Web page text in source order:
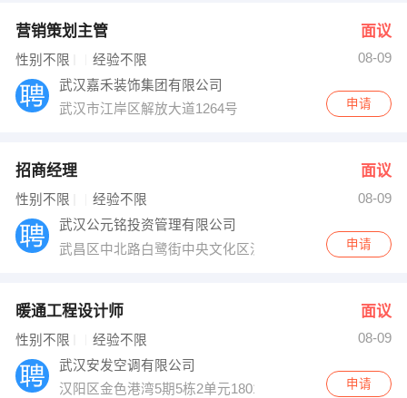
营销策划主管 面议
性别不限 经验不限
08-09
武汉嘉禾装饰集团有限公司
武汉市江岸区解放大道1264号
申请
招商经理 面议
性别不限 经验不限
08-09
武汉公元铭投资管理有限公司
武昌区中北路白鹭街中央文化区汉街总部国际
申请
暖通工程设计师 面议
性别不限 经验不限
08-09
武汉安发空调有限公司
汉阳区金色港湾5期5栋2单元1801
申请